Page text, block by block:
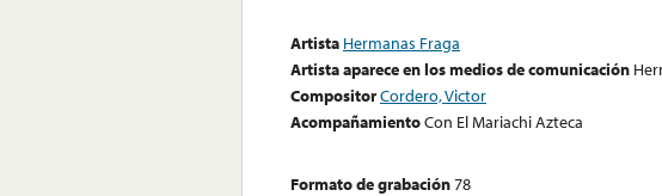
Artista Hermanas Fraga
Artista aparece en los medios de comunicación
CompositorCordero, Victor
AcompañamientoCon El Mariachi Azteca
Formato de grabación78